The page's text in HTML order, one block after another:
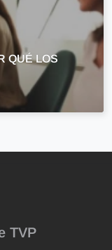
QUÉ LOS
TVP